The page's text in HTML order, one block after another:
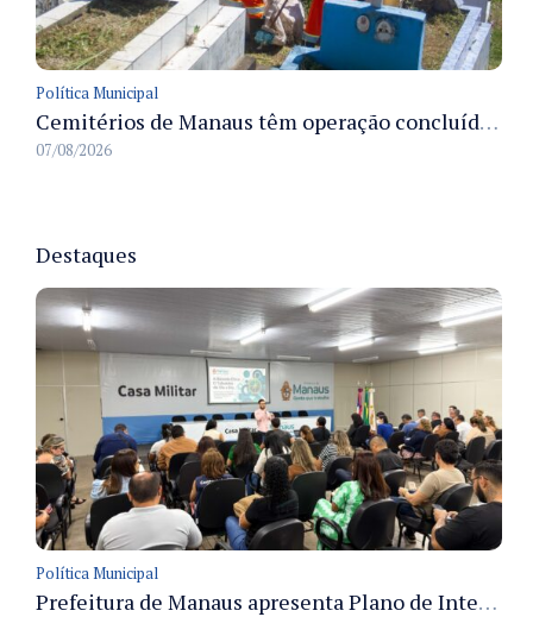
Política Municipal
Cemitérios de Manaus têm operação concluída e estrutura pronta para receber famílias no Dia dos Pais
07/08/2026
Destaques
Política Municipal
Prefeitura de Manaus apresenta Plano de Integridade da CGM e qualifica servidores para governança e conformidade no biênio 2027-2028